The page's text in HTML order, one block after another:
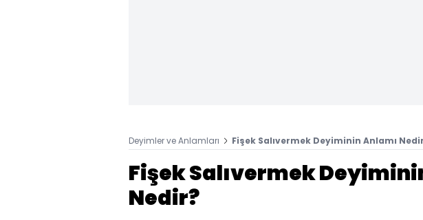
Deyimler ve Anlamları Fişek Salıvermek Deyiminin Anlamı
Fişek Salıvermek
Nedir?